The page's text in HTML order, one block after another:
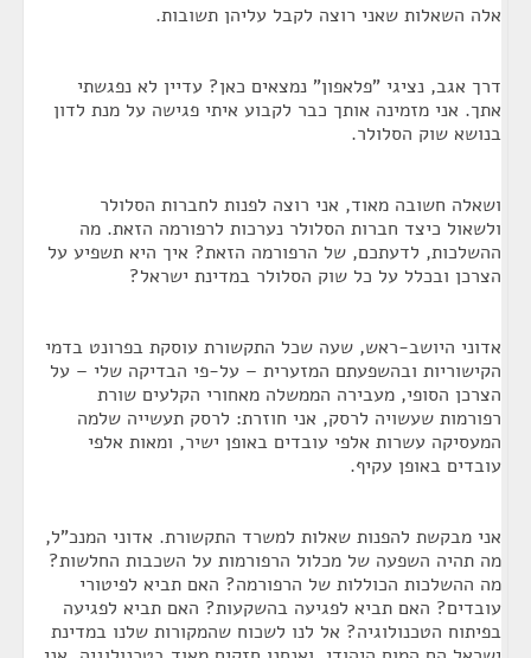
אלה השאלות שאני רוצה לקבל עליהן תשובות.
דרך אגב, נציגי "פלאפון" נמצאים כאן? עדיין לא נפגשתי
אתך. אני מזמינה אותך כבר לקבוע איתי פגישה על מנת לדון
בנושא שוק הסלולר.
ושאלה חשובה מאוד, אני רוצה לפנות לחברות הסלולר
ולשאול כיצד חברות הסלולר נערכות לרפורמה הזאת. מה
ההשלכות, לדעתכם, של הרפורמה הזאת? איך היא תשפיע על
הצרכן ובכלל על כל שוק הסלולר במדינת ישראל?
אדוני היושב-ראש, שעה שכל התקשורת עוסקת בפרונט בדמי
הקישוריות ובהשפעתם המזערית – על-פי הבדיקה שלי – על
הצרכן הסופי, מעבירה הממשלה מאחורי הקלעים שורת
רפורמות שעשויה לרסק, אני חוזרת: לרסק תעשייה שלמה
המעסיקה עשרות אלפי עובדים באופן ישיר, ומאות אלפי
עובדים באופן עקיף.
אני מבקשת להפנות שאלות למשרד התקשורת. אדוני המנכ"ל,
מה תהיה השפעה של מכלול הרפורמות על השכבות החלשות?
מה ההשלכות הכוללות של הרפורמה? האם תביא לפיטורי
עובדים? האם תביא לפגיעה בהשקעות? האם תביא לפגיעה
בפיתוח הטכנולוגיה? אל לנו לשכוח שהמקורות שלנו במדינת